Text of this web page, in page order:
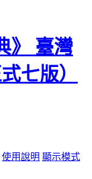
使用說明 顯示模式